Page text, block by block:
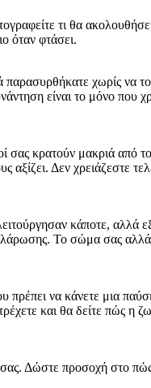
τι θα
όταν φτάσει.
παρασυρθήκατε χωρίς να
είναι το μόνο που
σας κρατούν μακριά από
αξίζει. Δεν χρειάζεστε
κάποτε, αλλά
Το σώμα σας
πρέπει να κάνετε μια
και θα δείτε πώς η
σας. Δώστε προσοχή στο